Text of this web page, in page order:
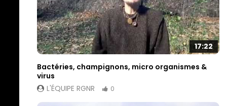
17:22
Bactéries, champignons, micro organismes &
virus
L'ÉQUIPE RGNR
0